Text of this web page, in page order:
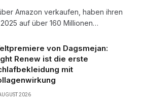
Amazon verkaufen, haben ihren
auf über 160 Millionen…
von Dagsmejan:
Renew ist die erste
mit
2026